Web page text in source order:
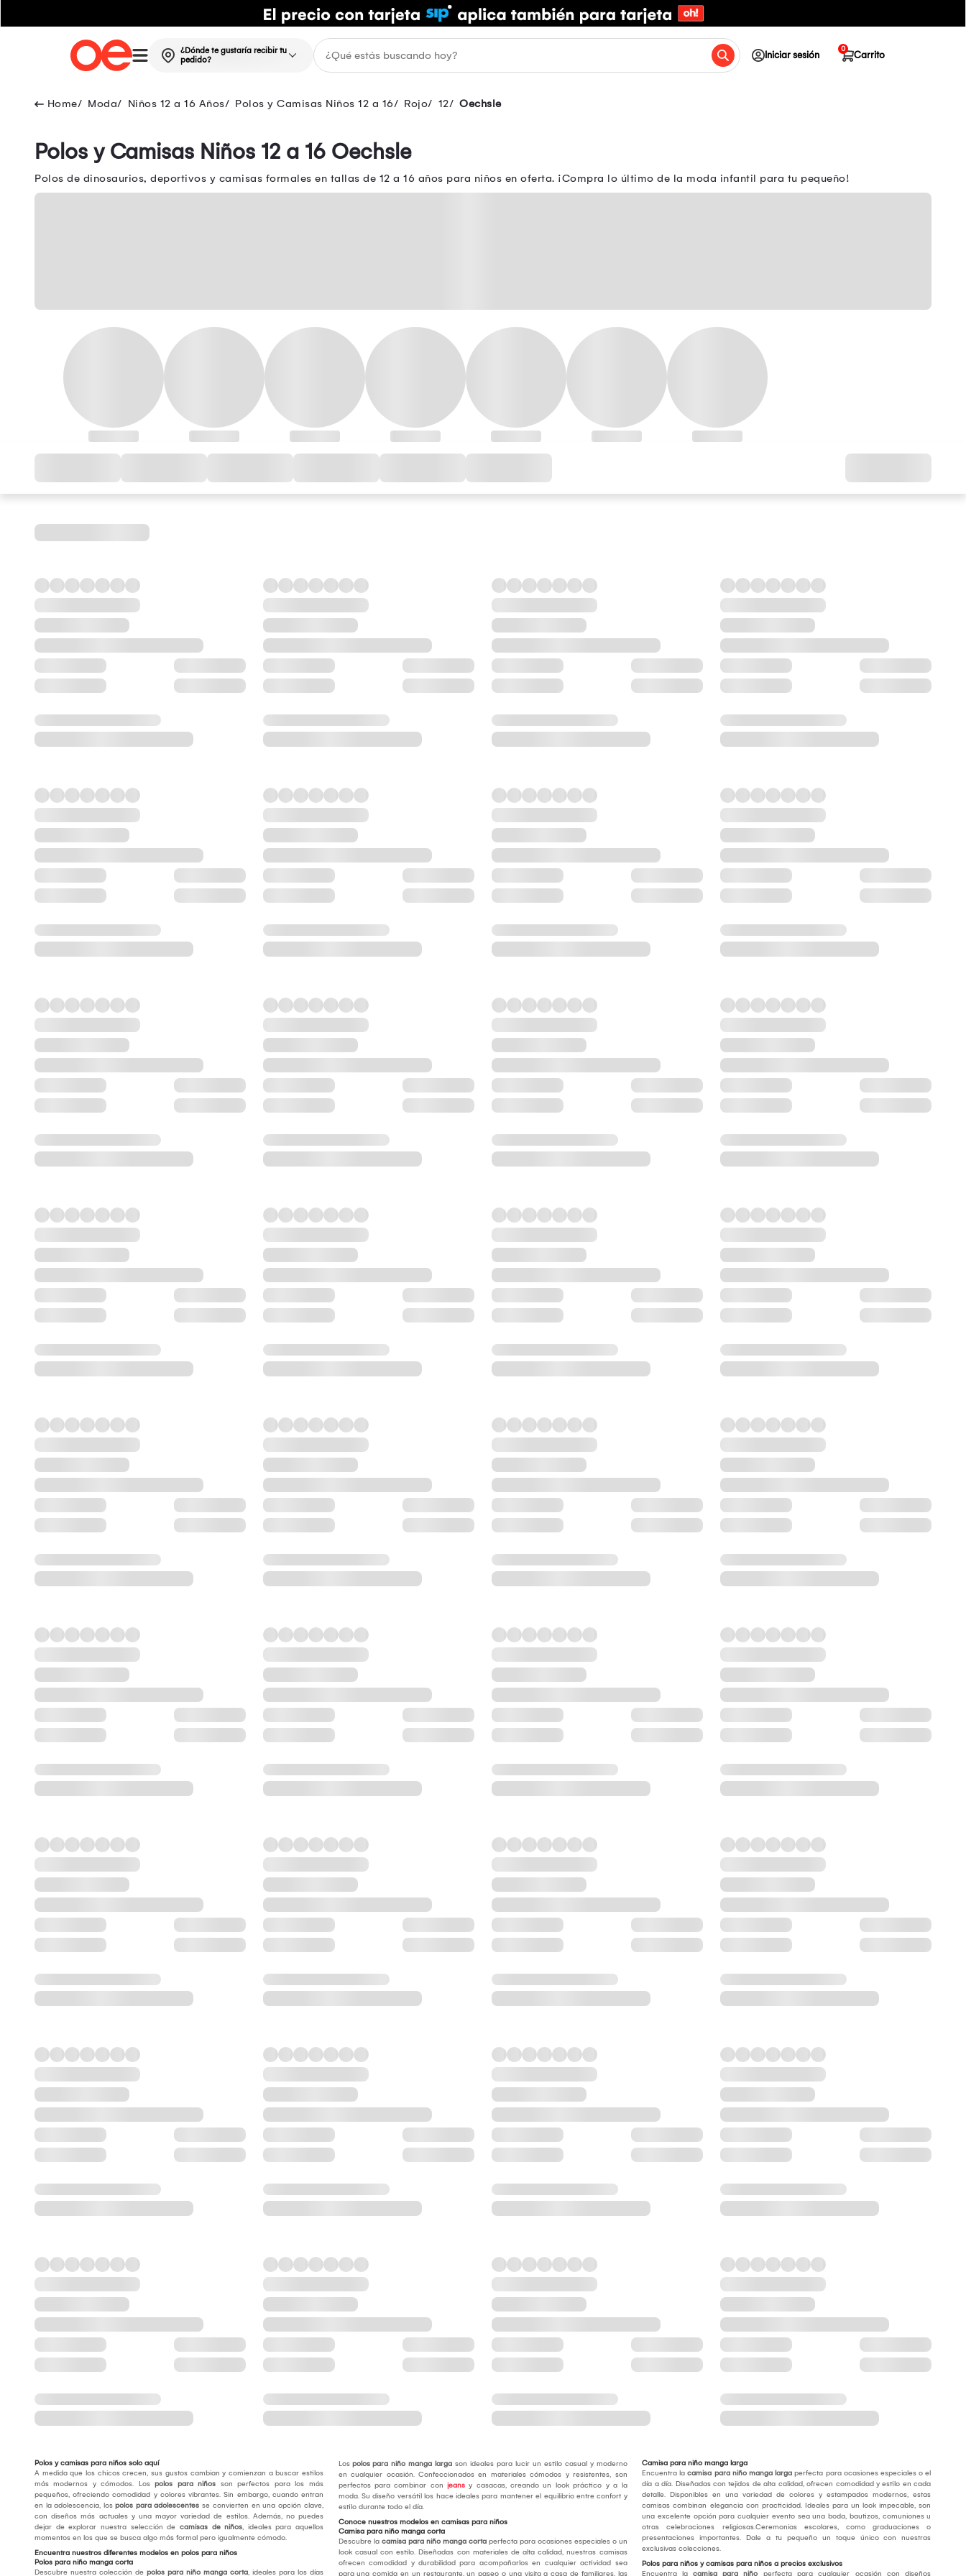
¿Dónde te gustaría recibir tu
pedido?
Iniciar sesión Carrito
0
Moda Niños 12 a 16 Años Polos y Camisas Niños 12 a 16 Rojo 12 Oechsle
Polos y Camisas Niños 12 a 16 Oechsle
Polos de dinosaurios, deportivos y camisas formales en tallas de 12 a 16 años para niños en oferta. ¡Compra lo último de la moda infantil para tu pequeño!
Polos y camisas para niños solo aquí
A medida que los chicos crecen, sus gustos cambian y comienzan a buscar estilos
más modernos y cómodos. Los polos para niños son perfectos para los más
pequeños, ofreciendo comodidad y colores vibrantes. Sin embargo, cuando entran
en la adolescencia, los polos para adolescentes se convierten en una opción clave,
con diseños más actuales y una mayor variedad de estilos. Además, no puedes
dejar de explorar nuestra selección de camisas de niños, ideales para aquellos
momentos en los que se busca algo más formal pero igualmente cómodo.
Encuentra nuestros diferentes modelos en polos para niños
Polos para niño manga corta
Descubre nuestra colección de polos para niño manga corta, ideales para los días
Los polos para niño manga largason ideales para lucir un estilo casual y moderno
en cualquier ocasión. Confeccionados en materiales cómodos y resistentes, son
perfectos para combinar con jeansy casacas, creando un look práctico y a la
moda. Su diseño versátil los hace ideales para mantener el equilibrio entre confort y
estilo durante todo el día.
Conoce nuestros modelos en camisas para niños
Camisa para niño manga corta
Descubre la camisa para niño manga cortaperfecta para ocasiones especiales o un
look casual con estilo. Diseñadas con materiales de alta calidad, nuestras camisas
ofrecen comodidad y durabilidad para acompañarlos en cualquier actividad sea
para una comida en un restaurante, un paseo o una visita a casa de familiares, las
Camisa para niño manga larga
Encuentra lacamisa para niño manga larga perfecta para ocasiones especiales o el
día a día. Diseñadas con tejidos de alta calidad, ofrecen comodidad y estilo en cada
detalle. Disponibles en una variedad de colores y estampados modernos, estas
camisas combinan elegancia con practicidad. Ideales para un look impecable, son
una excelente opción para cualquier evento sea una boda, bautizos, comuniones u
otras celebraciones religiosas.Ceremonias escolares, como graduaciones o
presentaciones importantes. Dale a tu pequeño un toque único con nuestras
exclusivas colecciones.
Polos para niños y camisas para niños a precios exclusivos
Encuentra lacamisa para niño perfecta para cualquier ocasión con diseños